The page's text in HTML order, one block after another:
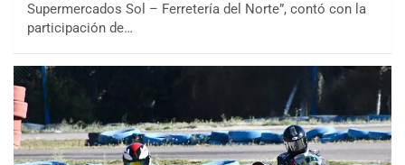
Supermercados Sol – Ferretería del Norte”, contó con la
participación de…